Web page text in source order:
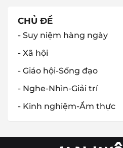
CHỦ ĐỀ
- Suy niệm hàng ngày
- Xã hội
- Giáo hội-Sống đạo
- Nghe-Nhìn-Giải trí
- Kinh nghiệm-Ẩm thực